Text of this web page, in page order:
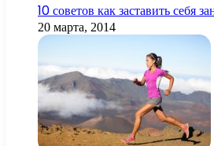
10 советов как заставить себя
20 марта, 2014